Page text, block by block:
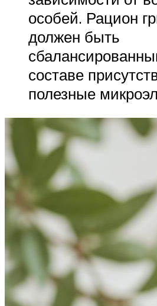
особей. Рацион
должен быть
составе
полезные